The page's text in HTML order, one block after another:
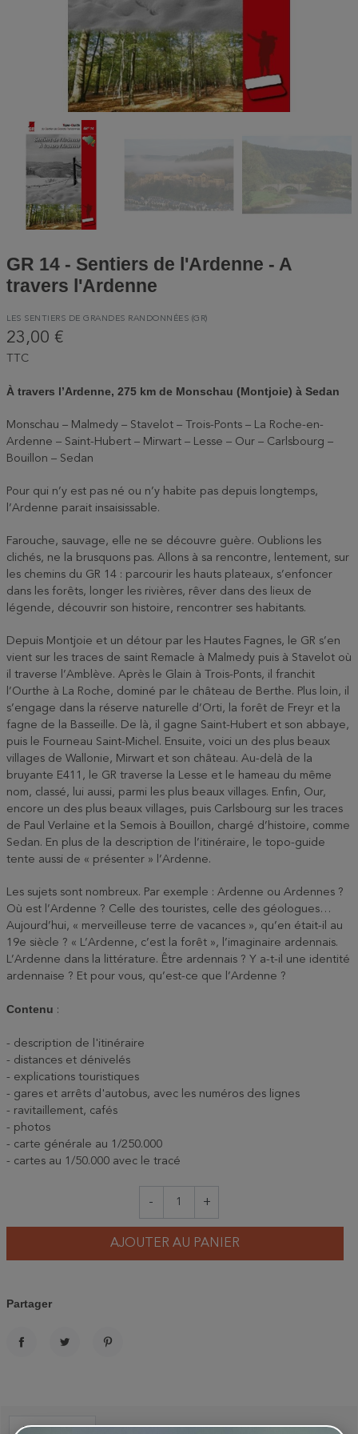
GR 14 - Sentiers de l'Ardenne - A
travers l'Ardenne
LES SENTIERS DE GRANDES RANDONNÉES (GR)
23,00 €
TTC
À travers l’Ardenne, 275 km de Monschau (Montjoie) à Sedan
Monschau – Malmedy – Stavelot – Trois-Ponts – La Roche-en-
Ardenne – Saint-Hubert – Mirwart – Lesse – Our – Carlsbourg –
Bouillon – Sedan
Pour qui n’y est pas né ou n’y habite pas depuis longtemps,
l’Ardenne parait insaisissable.
Farouche, sauvage, elle ne se découvre guère. Oublions les
clichés, ne la brusquons pas. Allons à sa rencontre, lentement, sur
les chemins du GR 14 : parcourir les hauts plateaux, s’enfoncer
dans les forêts, longer les rivières, rêver dans des lieux de
légende, découvrir son histoire, rencontrer ses habitants.
Depuis Montjoie et un détour par les Hautes Fagnes, le GR s’en
vient sur les traces de saint Remacle à Malmedy puis à Stavelot où
il traverse l’Amblève. Après le Glain à Trois-Ponts, il franchit
l’Ourthe à La Roche, dominé par le château de Berthe. Plus loin, il
s’engage dans la réserve naturelle d’Orti, la forêt de Freyr et la
fagne de la Basseille. De là, il gagne Saint-Hubert et son abbaye,
puis le Fourneau Saint-Michel. Ensuite, voici un des plus beaux
villages de Wallonie, Mirwart et son château. Au-delà de la
bruyante E411, le GR traverse la Lesse et le hameau du même
nom, classé, lui aussi, parmi les plus beaux villages. Enfin, Our,
encore un des plus beaux villages, puis Carlsbourg sur les traces
de Paul Verlaine et la Semois à Bouillon, chargé d’histoire, comme
Sedan. En plus de la description de l’itinéraire, le topo-guide
tente aussi de « présenter » l’Ardenne.
Les sujets sont nombreux. Par exemple : Ardenne ou Ardennes ?
Où est l’Ardenne ? Celle des touristes, celle des géologues…
Aujourd’hui, « merveilleuse terre de vacances », qu’en était-il au
19e siècle ? « L’Ardenne, c’est la forêt », l’imaginaire ardennais.
L’Ardenne dans la littérature. Être ardennais ? Y a-t-il une identité
ardennaise ? Et pour vous, qu’est-ce que l’Ardenne ?
Contenu :
- description de l'itinéraire
- distances et dénivelés
- explications touristiques
- gares et arrêts d'autobus, avec les numéros des lignes
- ravitaillement, cafés
- photos
- carte générale au 1/250.000
- cartes au 1/50.000 avec le tracé
- +
AJOUTER AU PANIER
Partager
Description